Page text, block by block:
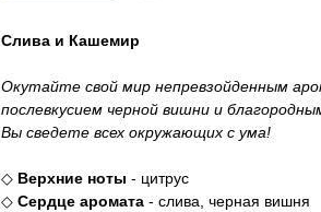
Слива и Кашемир
Окутайте свой мир непревзойденным
послевкусием черной вишни и
Вы сведете всех окружающих с ума!
◇ Верхние ноты - цитрус
◇ Сердце аромата - слива, черная вишня